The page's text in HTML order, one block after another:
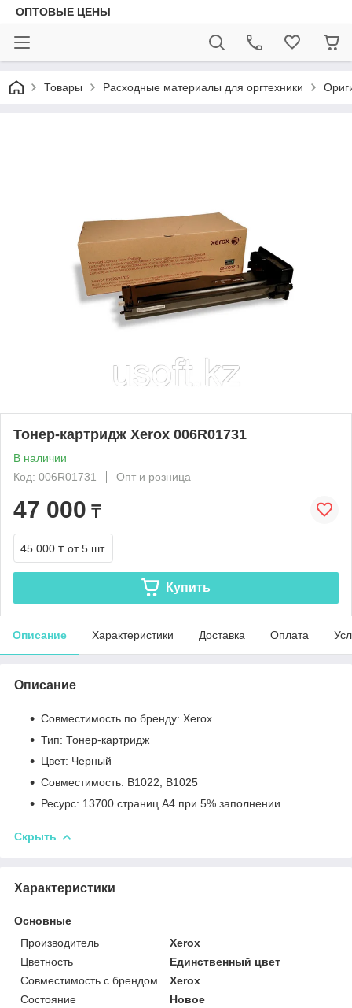
ОПТОВЫЕ ЦЕНЫ
Товары Расходные материалы для оргтехники
Тонер-картридж Xerox 006R01731
В наличии
Код: 006R01731
Опт и розница
47 000 ₸
45 000 ₸ от 5 шт.
Купить
Описание Характеристики Доставка Оплата
Описание
Совместимость по бренду: Xerox
Тип: Тонер-картридж
Цвет: Черный
Совместимость: B1022, B1025
Ресурс: 13700 страниц А4 при 5% заполнении
Скрыть
Характеристики
Основные
Производитель
Xerox
Цветность
Единственный цвет
Совместимость с брендом
Xerox
Состояние
Новое